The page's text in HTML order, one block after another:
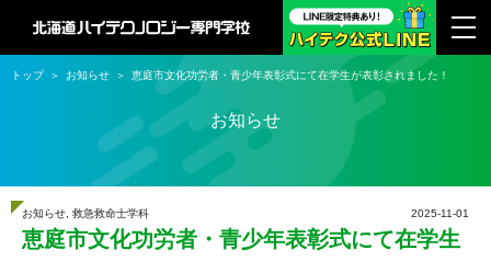
お知らせ
トップ お知らせ 恵庭市文化功労者・青少年表彰式にて在学生が表彰されました！
2025-11-01
お知らせ 救急救命士学科
恵庭市文化功労者・青少年表彰式にて在学生